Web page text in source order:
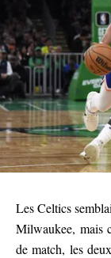
Les Celtics
Milwaukee, mais
de match, les